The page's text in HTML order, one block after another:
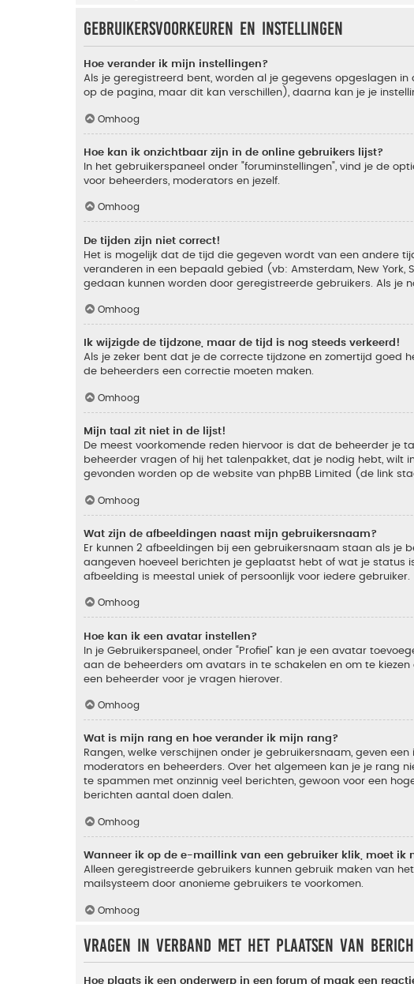
Gebruikersvoorkeuren en instellingen
Hoe verander ik mijn instellingen?
Als je geregistreerd bent, worden al je gegevens opgeslagen
op de pagina, maar dit kan verschillen), daarna kan je je
Omhoog
Hoe kan ik onzichtbaar zijn in de online gebruikers lijst?
In het gebruikerspaneel onder "foruminstellingen", vind je de
voor beheerders, moderators en jezelf.
Omhoog
De tijden zijn niet correct!
Het is mogelijk dat de tijd die gegeven wordt van een andere
veranderen in een bepaald gebied (vb: Amsterdam, New York,
gedaan kunnen worden door geregistreerde gebruikers. Als je
Omhoog
Ik wijzigde de tijdzone, maar de tijd is nog steeds verkeerd!
Als je zeker bent dat je de correcte tijdzone en zomertijd goed
de beheerders een correctie moeten maken.
Omhoog
Mijn taal zit niet in de lijst!
De meest voorkomende reden hiervoor is dat de beheerder
beheerder vragen of hij het talenpakket, dat je nodig hebt, wilt
gevonden worden op de website van phpBB Limited (de link
Omhoog
Wat zijn de afbeeldingen naast mijn gebruikersnaam?
Er kunnen 2 afbeeldingen bij een gebruikersnaam staan als je
aangeven hoeveel berichten je geplaatst hebt of wat je status
afbeelding is meestal uniek of persoonlijk voor iedere gebruiker.
Omhoog
Hoe kan ik een avatar instellen?
In je Gebruikerspaneel, onder “Profiel” kan je een avatar
aan de beheerders om avatars in te schakelen en om te
een beheerder voor je vragen hierover.
Omhoog
Wat is mijn rang en hoe verander ik mijn rang?
Rangen, welke verschijnen onder je gebruikersnaam, geven
moderators en beheerders. Over het algemeen kan je je rang
te spammen met onzinnig veel berichten, gewoon voor een
berichten aantal doen dalen.
Omhoog
Wanneer ik op de e-maillink van een gebruiker klik, moet ik
Alleen geregistreerde gebruikers kunnen gebruik maken van
mailsysteem door anonieme gebruikers te voorkomen.
Omhoog
Vragen in verband met het plaatsen van
Hoe plaats ik een onderwerp in een forum of maak een